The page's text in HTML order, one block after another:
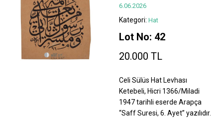
6.06.2026
Kategori: Hat
Lot No: 42
20.000 TL
Celi Sülüs Hat Levhası
Ketebeli, Hicri 1366/Miladi
1947 tarihli eserde Arapça
“Saff Suresi, 6. Ayet” yazılıdır.